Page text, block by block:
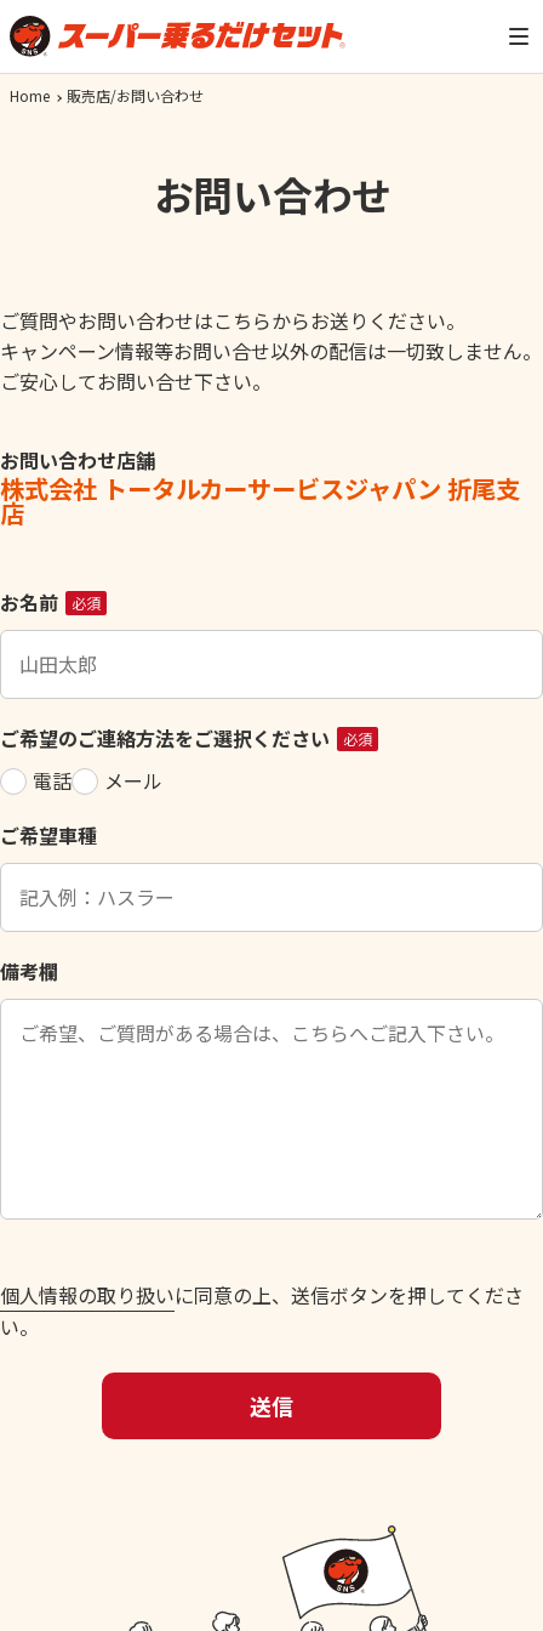
Home 販売店/お問い合わせ
お問い合わせ
ご質問やお問い合わせはこちらからお送りください。
キャンペーン情報等お問い合せ以外の配信は一切致しません。
ご安心してお問い合せ下さい。
お問い合わせ店舗
株式会社 トータルカーサービスジャパン 折尾支
店
こ
の
ィ
ー
ル
ド
空
の
ま
に
し
お名前 必須
ご希望のご連絡方法をご選択ください 必須
電話
メール
ご希望車種
備考欄
個人情報の取り扱いに同意の上、送信ボタンを押してくださ
い。